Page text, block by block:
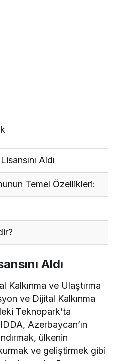
Aldı
Temel Özellikleri:
Aldı
Kalkınma ve Ulaştırma
ve Dijital Kalkınma
Teknopark’ta
Azerbaycan’ın
ülkenin
ve geliştirmek gibi